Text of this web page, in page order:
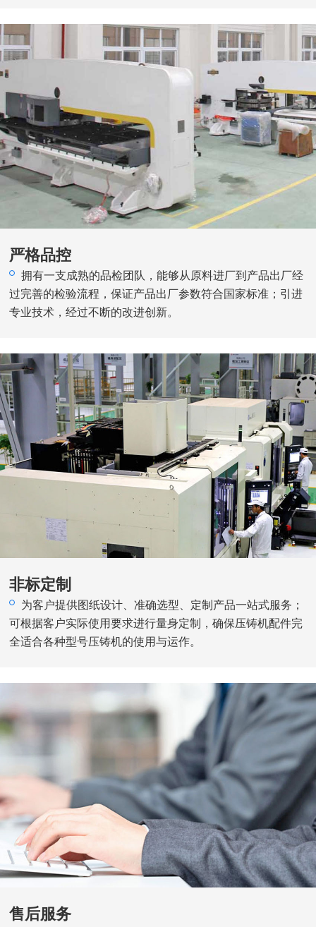
严格品控
拥有一支成熟的品检团队，能够从原料进厂到产品出厂经
过完善的检验流程，保证产品出厂参数符合国家标准；引进
专业技术，经过不断的改进创新。
非标定制
为客户提供图纸设计、准确选型、定制产品一站式服务；
可根据客户实际使用要求进行量身定制，确保压铸机配件完
全适合各种型号压铸机的使用与运作。
售后服务